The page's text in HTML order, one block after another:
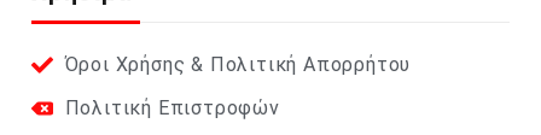
Όροι Χρήσης & Πολιτική Απορρήτου
Πολιτική Επιστροφών